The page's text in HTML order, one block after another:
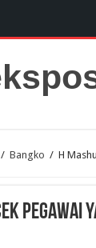
/ Bangko / H
Pegawai